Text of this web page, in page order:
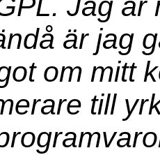
är jag
om mitt
till